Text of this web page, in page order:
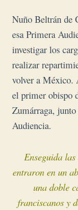
Nuño Beltrán de
esa Primera
investigar los
realizar
volver a México.
el primer obispo
Zumárraga,
Audiencia.
Enseguida
entraron en un
una doble
franciscanos y